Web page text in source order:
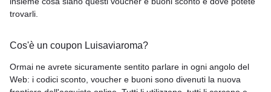
trovarli.
Cos'è un coupon Luisaviaroma?
Ormai ne avrete sicuramente sentito parlare in ogni angolo del
Web: i codici sconto, voucher e buoni sono divenuti la nuova